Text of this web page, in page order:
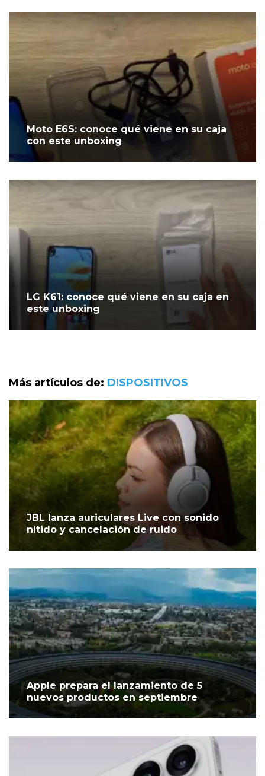
Moto E6S: conoce qué viene en su caja
con este unboxing
LG K61: conoce qué viene en su caja en
este unboxing
Más artículos de: DISPOSITIVOS
JBL lanza auriculares Live con sonido
nítido y cancelación de ruido
Apple prepara el lanzamiento de 5
nuevos productos en septiembre